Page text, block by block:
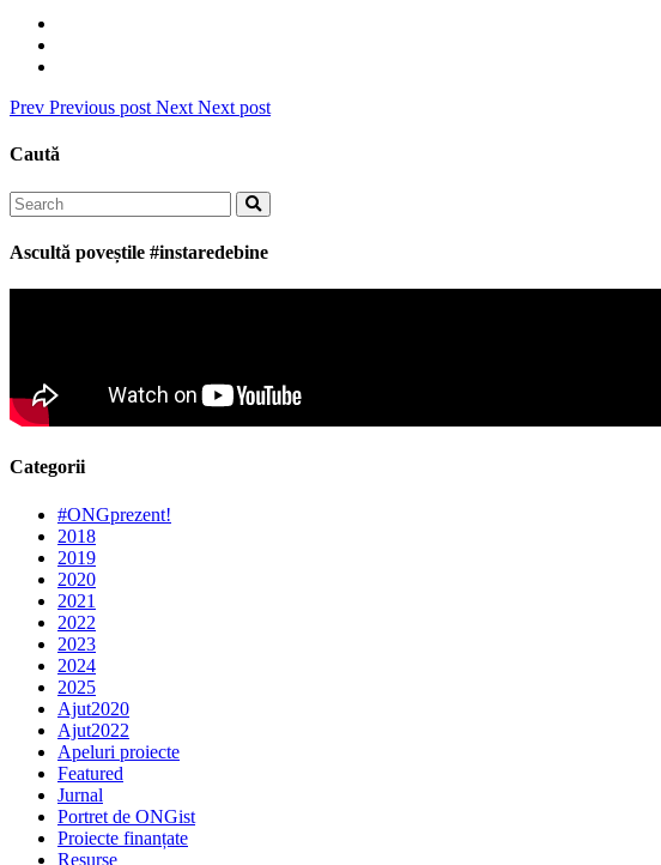
Prev Previous post Next Next post
Caută
Search
for:
Ascultă poveștile #instaredebine
Categorii
#ONGprezent!
2018
2019
2020
2021
2022
2023
2024
2025
Ajut2020
Ajut2022
Apeluri proiecte
Featured
Jurnal
Portret de ONGist
Proiecte finanțate
Resurse